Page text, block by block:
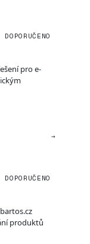
DOPORUČENO
pro e-
→
DOPORUČENO
produktů